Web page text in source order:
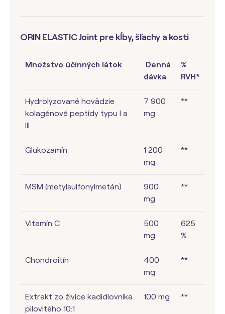
ORIN ELASTIC Joint pre kĺby, šľachy a kosti
Množstvo účinných látok
Denná
dávka
%
RVH*
Hydrolyzované hovädzie
kolagénové peptidy typu I a
III
7 900
mg
**
Glukozamín
1 200
mg
**
MSM (metylsulfonylmetán)
900
mg
**
Vitamín C
500
mg
625
%
Chondroitín
400
mg
**
Extrakt zo živice kadidlovníka
pilovitého 10:1
100 mg **